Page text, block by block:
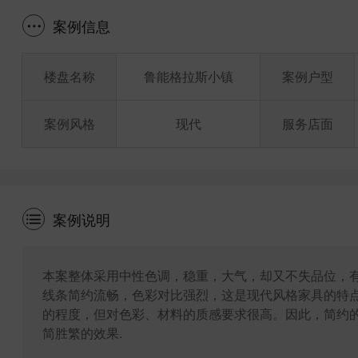
案例信息
楼盘名称
案例风格
鲁能格拉斯小镇
现代
案例户型
服务店面
案例说明
本案整体采用中性色调，稳重，大气，却又不失品位
线条简约流畅，色彩对比强烈，这是现代风格家具的
的程度，但对色彩、材料的质感要求很高。因此，简
简胜繁的效果.